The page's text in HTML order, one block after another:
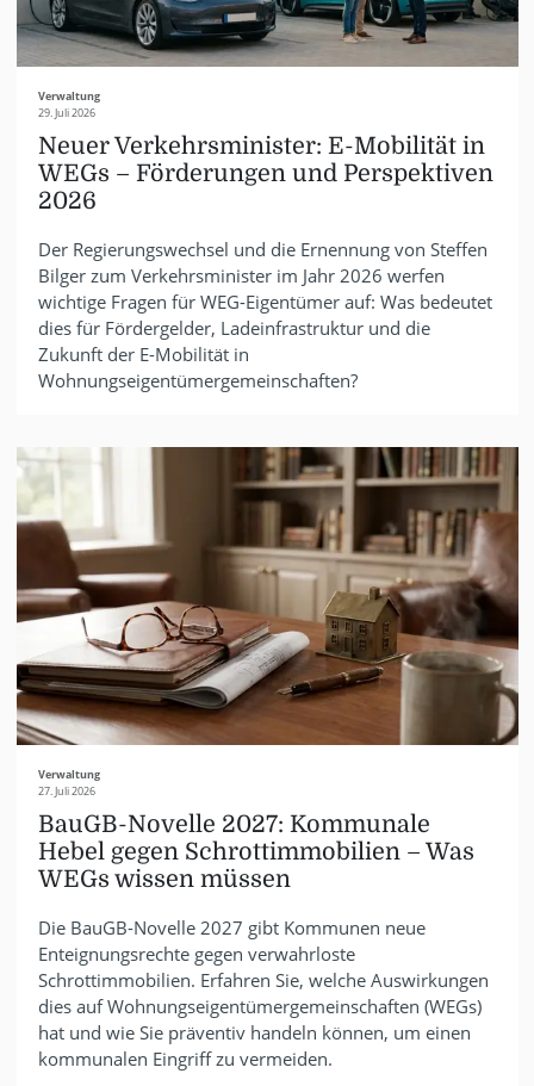
Verwaltung
29. Juli 2026
Neuer Verkehrsminister: E-Mobilität in
WEGs – Förderungen und Perspektiven
2026
Der Regierungswechsel und die Ernennung von Steffen
Bilger zum Verkehrsminister im Jahr 2026 werfen
wichtige Fragen für WEG-Eigentümer auf: Was bedeutet
dies für Fördergelder, Ladeinfrastruktur und die
Zukunft der E-Mobilität in
Wohnungseigentümergemeinschaften?
Verwaltung
27. Juli 2026
BauGB-Novelle 2027: Kommunale
Hebel gegen Schrottimmobilien – Was
WEGs wissen müssen
Die BauGB-Novelle 2027 gibt Kommunen neue
Enteignungsrechte gegen verwahrloste
Schrottimmobilien. Erfahren Sie, welche Auswirkungen
dies auf Wohnungseigentümergemeinschaften (WEGs)
hat und wie Sie präventiv handeln können, um einen
kommunalen Eingriff zu vermeiden.